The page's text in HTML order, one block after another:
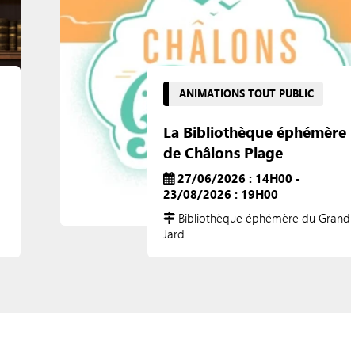
ANIMATIONS TOUT PUBLIC
La Bibliothèque éphémère
de Châlons Plage
27/06/2026 : 14H00 -
23/08/2026 : 19H00
Bibliothèque éphémère du Grand
Jard